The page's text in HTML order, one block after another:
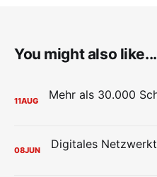
You might also like...
11AUG
08JUN